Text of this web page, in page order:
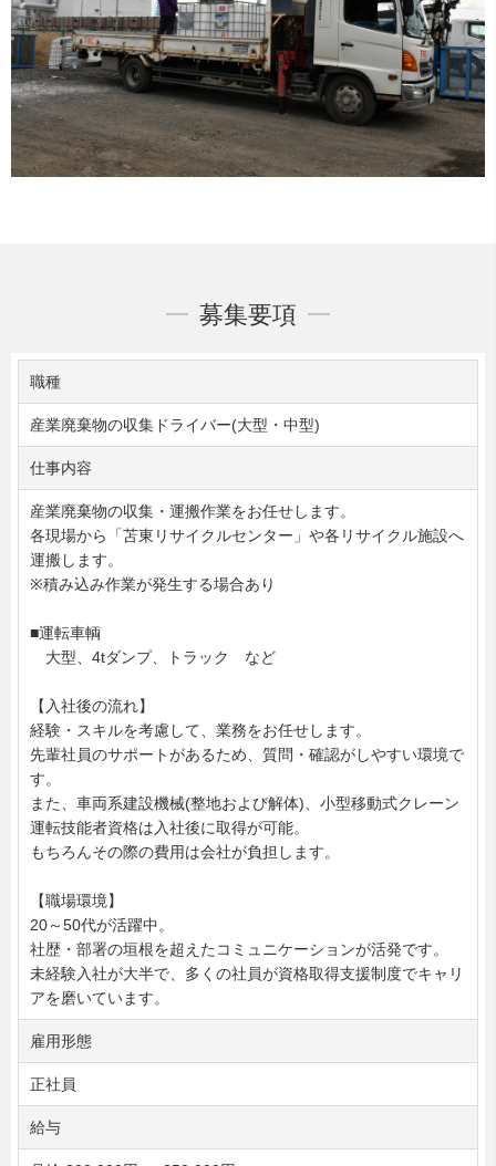
募集要項
職種
産業廃棄物の収集ドライバー(大型・中型)
仕事内容
産業廃棄物の収集・運搬作業をお任せします。
各現場から「苫東リサイクルセンター」や各リサイクル施設へ
運搬します。
※積み込み作業が発生する場合あり
■運転車輌
大型、4tダンプ、トラック など
【入社後の流れ】
経験・スキルを考慮して、業務をお任せします。
先輩社員のサポートがあるため、質問・確認がしやすい環境で
す。
また、車両系建設機械(整地および解体)、小型移動式クレーン
運転技能者資格は入社後に取得が可能。
もちろんその際の費用は会社が負担します。
【職場環境】
20～50代が活躍中。
社歴・部署の垣根を超えたコミュニケーションが活発です。
未経験入社が大半で、多くの社員が資格取得支援制度でキャリ
アを磨いています。
雇用形態
正社員
給与